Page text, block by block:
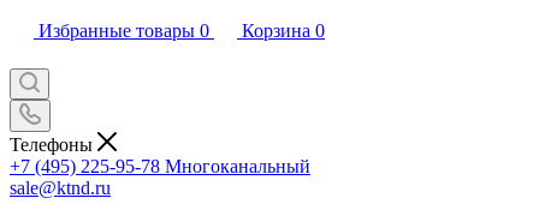
Избранные товары 0 Корзина 0
Телефоны
+7 (495) 225-95-78 Многоканальный
sale@ktnd.ru